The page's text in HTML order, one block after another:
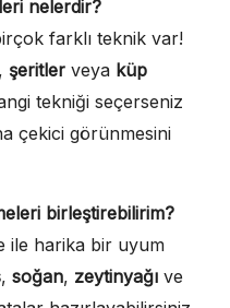
nelerdir?
farklı teknik var!
, şeritler veya küp
tekniği seçerseniz
çekici görünmesini
birleştirebilirim?
ile harika bir uyum
, soğan, zeytinyağı ve